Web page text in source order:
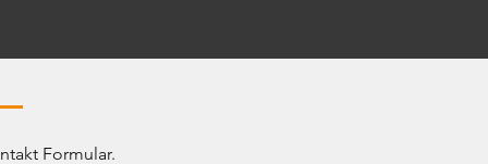
Formular.